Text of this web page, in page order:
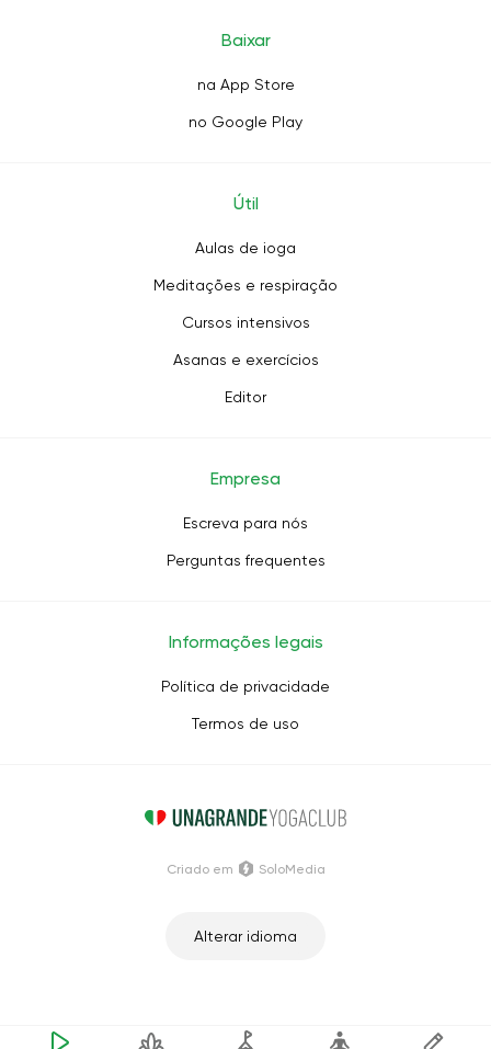
Baixar
na App Store
no Google Play
Útil
Aulas de ioga
Meditações e respiração
Cursos intensivos
Asanas e exercícios
Editor
Empresa
Escreva para nós
Perguntas frequentes
Informações legais
Política de privacidade
Termos de uso
Alterar idioma
Criado em SoloMedia